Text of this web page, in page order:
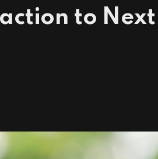
to Next